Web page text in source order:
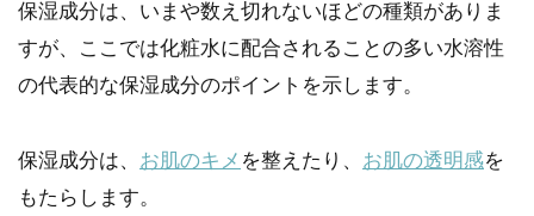
保湿成分は、いまや数え切れないほどの種類がありま
すが、ここでは化粧水に配合されることの多い水溶性
の代表的な保湿成分のポイントを示します。
保湿成分は、 お肌のキメ を整えたり、 お肌の透明感を
もたらします。